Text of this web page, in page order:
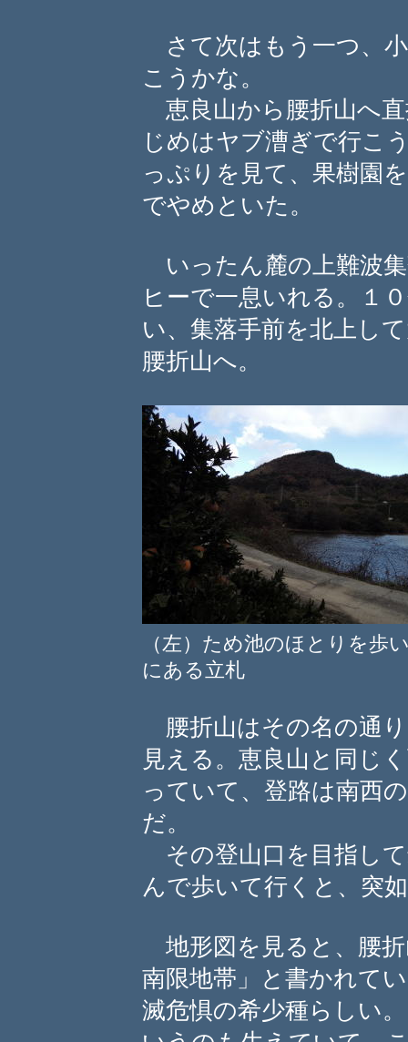
さて次はもう一つ、
こうかな。
恵良山から腰折山へ
じめはヤブ漕ぎで行こ
っぷりを見て、果樹園
でやめといた。
いったん麓の上難波
ヒーで一息いれる。１
い、集落手前を北上し
腰折山へ。
（左）ため池のほとりを
にある立札
腰折山はその名の通
見える。恵良山と同じ
っていて、登路は南西
だ。
その登山口を目指し
んで歩いて行くと、突
地形図を見ると、腰
南限地帯」と書かれて
滅危惧の希少種らしい